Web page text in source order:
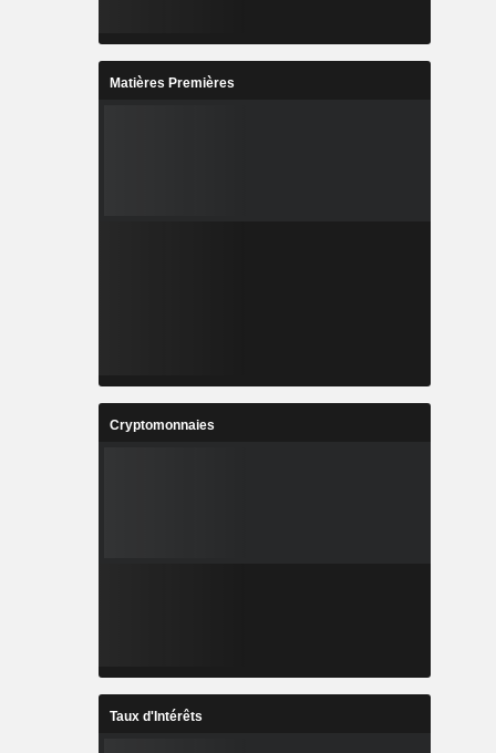
Matières Premières
Cryptomonnaies
Taux d'Intérêts